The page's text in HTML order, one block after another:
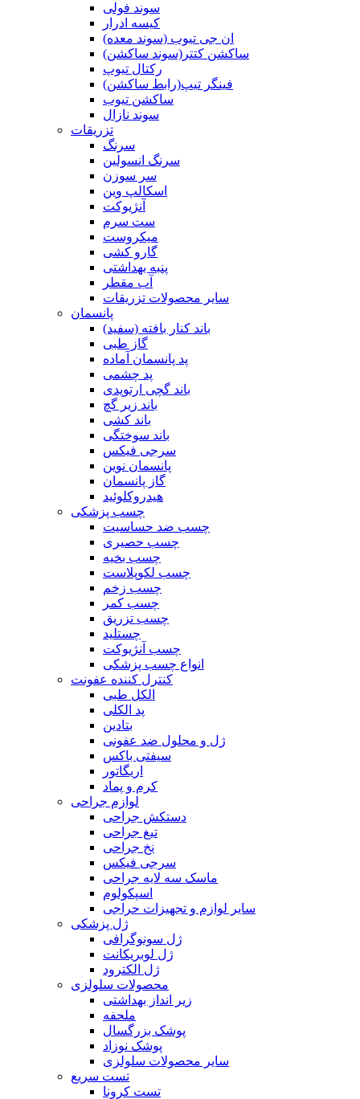
سوند فولی
کیسه ادرار
ان جی تیوب (سوند معده)
ساکشن کتتر(سوند ساکشن)
رکتال تیوپ
فینگر تیپ(رابط ساکشن)
ساکشن تیوب
سوند نازال
تزریقات
سرنگ
سرنگ انسولین
سر سوزن
اسکالپ وین
آنژیوکت
ست سرم
میکروست
گارو کشی
پنبه بهداشتی
آب مقطر
سایر محصولات تزریقات
پانسمان
باند کنار بافته (سفید)
گاز طبی
پد پانسمان آماده
پد چشمی
باند گچی ارتوپدی
باند زیر گچ
باند کشی
باند سوختگی
سرجی فیکس
پانسمان نوین
گاز پانسمان
هیدروکلوئید
چسب پزشکی
چسب ضد حساسیت
چسب حصیری
چسب بخیه
چسب لکوپلاست
چسب زخم
چسب کمر
چسب تزریق
چستلید
چسب آنژیوکت
انواع چسب پزشکی
کنترل کننده عفونت
الکل طبی
پد الکلی
بتادین
ژل و محلول ضد عفونی
سیفتی باکس
اریگاتور
کرم و پماد
لوازم جراحی
دستکش جراحی
تیغ جراحی
نخ جراحی
سرجی فیکس
ماسک سه لایه جراحی
اسپکولوم
سایر لوازم و تجهیزات حراجی
ژل پزشکی
ژل سونوگرافی
ژل لوبریکانت
ژل الکترود
محصولات سلولزی
زیر انداز بهداشتی
ملحفه
پوشک بزرگسال
پوشک نوزاد
سایر محصولات سلولزی
تست سریع
تست کرونا